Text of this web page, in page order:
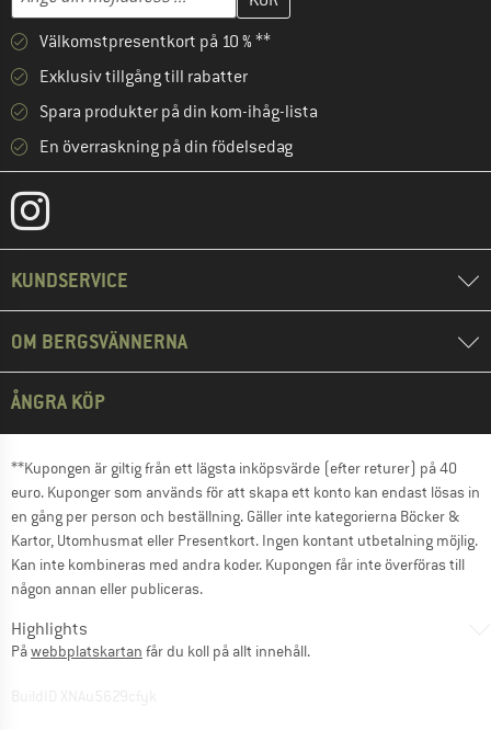
Välkomstpresentkort på 10 % **
Exklusiv tillgång till rabatter
Spara produkter på din kom-ihåg-lista
En överraskning på din födelsedag
KUNDSERVICE
OM BERGSVÄNNERNA
ÅNGRA KÖP
**Kupongen är giltig från ett lägsta inköpsvärde (efter returer) på 40
euro. Kuponger som används för att skapa ett konto kan endast lösas in
en gång per person och beställning. Gäller inte kategorierna Böcker &
Kartor, Utomhusmat eller Presentkort. Ingen kontant utbetalning möjlig.
Kan inte kombineras med andra koder. Kupongen får inte överföras till
någon annan eller publiceras.
Highlights
Påwebbplatskartan får du koll på allt innehåll.